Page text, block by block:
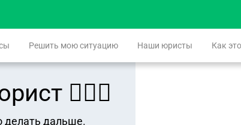
Решить мою ситуацию Наши юристы Как
👨🏻‍⚖️
делать дальше.